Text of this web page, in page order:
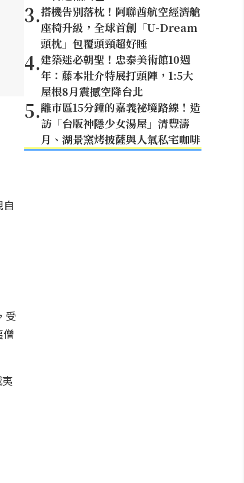
受
僧
3.搭機告別落枕！阿聯酋航空經濟艙
座椅升級，全球首創「U-Dream
頭枕」包覆頭頸超好睡
4.建築迷必朝聖！忠泰美術館10週
年：藤本壯介特展打頭陣，1:5大
屋根8月震撼空降台北
5.離市區15分鐘的嘉義祕境路線！造
訪「台版神隱少女湯屋」清豐濤
月、湖景窯烤披薩與人氣私宅咖啡